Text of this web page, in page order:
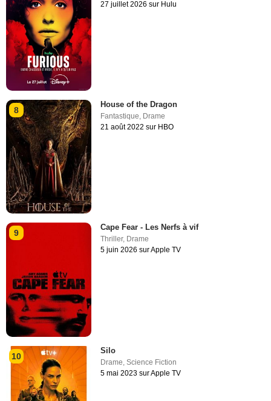
27 juillet 2026 sur Hulu
8
House of the Dragon
Fantastique, Drame
21 août 2022 sur HBO
9
Cape Fear - Les Nerfs à vif
Thriller, Drame
5 juin 2026 sur Apple TV
10
Silo
Drame ,Science Fiction
5 mai 2023 sur Apple TV